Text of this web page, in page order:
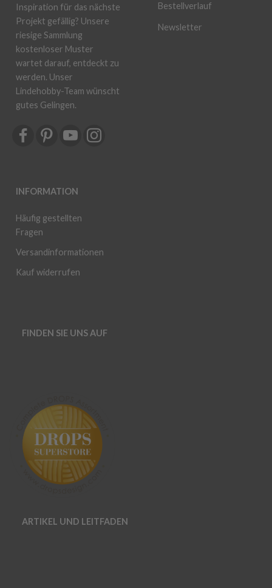
Inspiration für das nächste
Projekt gefällig? Unsere
riesige Sammlung
kostenloser Muster
wartet darauf, entdeckt zu
werden. Unser
Lindehobby-Team wünscht
gutes Gelingen.
INFORMATION
Häufig gestellten
Fragen
Versandinformationen
Kauf widerrufen
Bestellverlauf
Newsletter
FINDEN SIE UNS AUF
ARTIKEL UND LEITFADEN